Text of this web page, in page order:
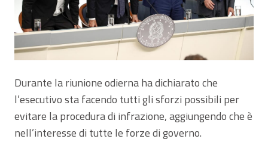
Durante la riunione odierna ha dichiarato che
l’esecutivo sta facendo tutti gli sforzi possibili per
evitare la procedura di infrazione, aggiungendo che è
nell’interesse di tutte le forze di governo.